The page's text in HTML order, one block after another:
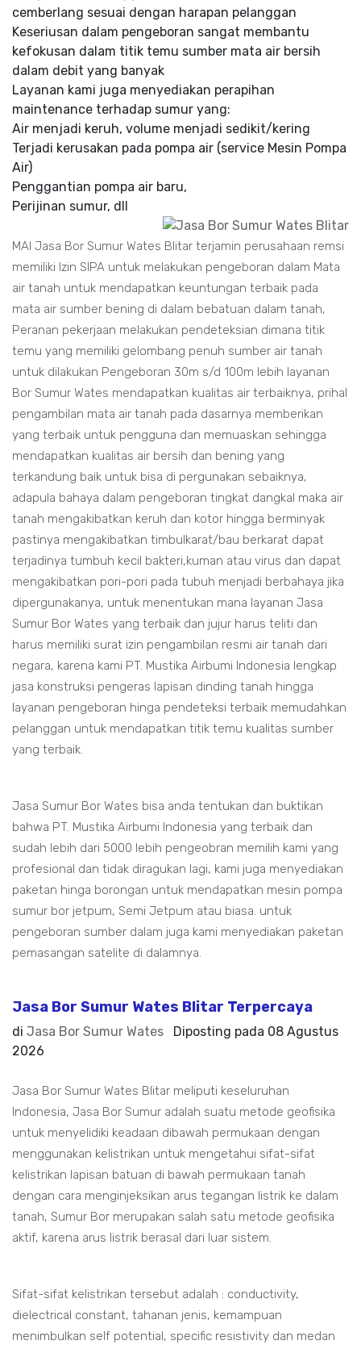
cemberlang sesuai dengan harapan pelanggan
Keseriusan dalam pengeboran sangat membantu
kefokusan dalam titik temu sumber mata air bersih
dalam debit yang banyak
Layanan kami juga menyediakan perapihan
maintenance terhadap sumur yang:
Air menjadi keruh, volume menjadi sedikit/kering
Terjadi kerusakan pada pompa air (service Mesin Pompa
Air)
Penggantian pompa air baru,
Perijinan sumur, dll
MAI Jasa Bor Sumur Wates Blitar terjamin perusahaan remsi
memiliki Izin SIPA untuk melakukan pengeboran dalam Mata
air tanah untuk mendapatkan keuntungan terbaik pada
mata air sumber bening di dalam bebatuan dalam tanah,
Peranan pekerjaan melakukan pendeteksian dimana titik
temu yang memiliki gelombang penuh sumber air tanah
untuk dilakukan Pengeboran 30m s/d 100m lebih layanan
Bor Sumur Wates mendapatkan kualitas air terbaiknya, prihal
pengambilan mata air tanah pada dasarnya memberikan
yang terbaik untuk pengguna dan memuaskan sehingga
mendapatkan kualitas air bersih dan bening yang
terkandung baik untuk bisa di pergunakan sebaiknya,
adapula bahaya dalam pengeboran tingkat dangkal maka air
tanah mengakibatkan keruh dan kotor hingga berminyak
pastinya mengakibatkan timbulkarat/bau berkarat dapat
terjadinya tumbuh kecil bakteri,kuman atau virus dan dapat
mengakibatkan pori-pori pada tubuh menjadi berbahaya jika
dipergunakanya, untuk menentukan mana layanan Jasa
Sumur Bor Wates yang terbaik dan jujur harus teliti dan
harus memiliki surat izin pengambilan resmi air tanah dari
negara, karena kami PT. Mustika Airbumi Indonesia lengkap
jasa konstruksi pengeras lapisan dinding tanah hingga
layanan pengeboran hinga pendeteksi terbaik memudahkan
pelanggan untuk mendapatkan titik temu kualitas sumber
yang terbaik.
Jasa Sumur Bor Wates bisa anda tentukan dan buktikan
bahwa PT. Mustika Airbumi Indonesia yang terbaik dan
sudah lebih dari 5000 lebih pengeobran memilih kami yang
profesional dan tidak diragukan lagi, kami juga menyediakan
paketan hinga borongan untuk mendapatkan mesin pompa
sumur bor jetpum, Semi Jetpum atau biasa. untuk
pengeboran sumber dalam juga kami menyediakan paketan
pemasangan satelite di dalamnya.
Jasa Bor Sumur Wates Blitar Terpercaya
di Jasa Bor Sumur Wates Diposting pada 08 Agustus
2026
Jasa Bor Sumur Wates Blitar meliputi keseluruhan
Indonesia, Jasa Bor Sumur adalah suatu metode geofisika
untuk menyelidiki keadaan dibawah permukaan dengan
menggunakan kelistrikan untuk mengetahui sifat-sifat
kelistrikan lapisan batuan di bawah permukaan tanah
dengan cara menginjeksikan arus tegangan listrik ke dalam
tanah, Sumur Bor merupakan salah satu metode geofisika
aktif, karena arus listrik berasal dari luar sistem.
Sifat-sifat kelistrikan tersebut adalah : conductivity,
dielectrical constant, tahanan jenis, kemampuan
menimbulkan self potential, specific resistivity dan medan